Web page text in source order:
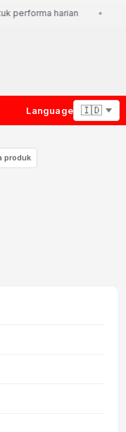
performa harian
Language
produk